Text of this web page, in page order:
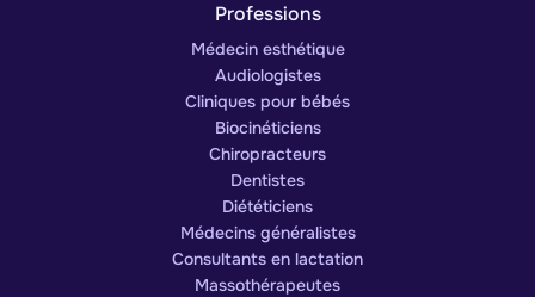
Professions
Médecin esthétique
Audiologistes
Cliniques pour bébés
Biocinéticiens
Chiropracteurs
Dentistes
Diététiciens
Médecins généralistes
Consultants en lactation
Massothérapeutes